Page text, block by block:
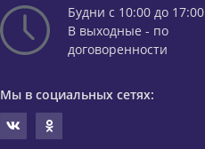
Будни с 10:00 до 17:00
В выходные - по
договоренности
Мы в социальных сетях: